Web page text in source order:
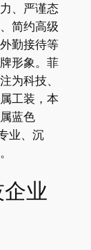
、严谨态
简约高级
勤接待等
形象。菲
为科技、
工装，本
蓝色
业、沉
业